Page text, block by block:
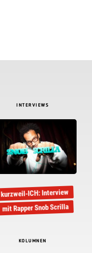
INTERVIEWS
kurzweil-ICH: Interview
mit Rapper Snob Scrilla
KOLUMNEN